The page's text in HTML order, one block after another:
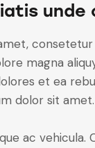
magna
et ea
dolor sit amet.
ac